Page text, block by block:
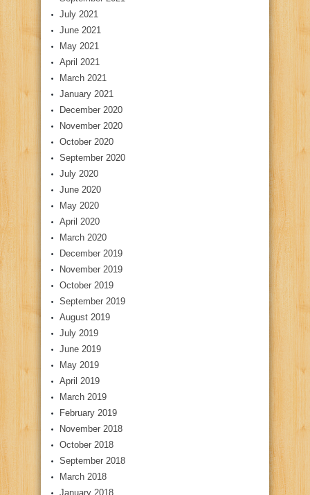
July 2021
June 2021
May 2021
April 2021
March 2021
January 2021
December 2020
November 2020
October 2020
September 2020
July 2020
June 2020
May 2020
April 2020
March 2020
December 2019
November 2019
October 2019
September 2019
August 2019
July 2019
June 2019
May 2019
April 2019
March 2019
February 2019
November 2018
October 2018
September 2018
March 2018
January 2018